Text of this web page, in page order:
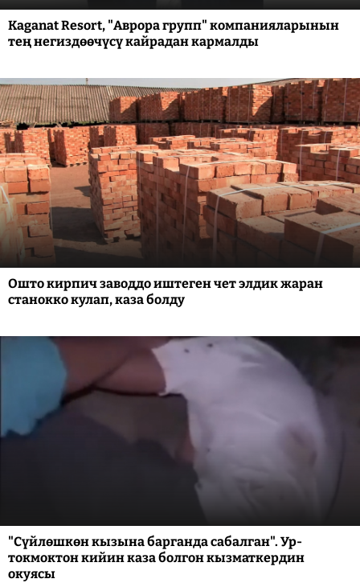
Kaganat Resort, "Аврора групп" компанияларынын
тең негиздөөчүсү кайрадан кармалды
Ошто кирпич заводдо иштеген чет элдик жаран
станокко кулап, каза болду
"Сүйлөшкөн кызына барганда сабалган". Ур-
токмоктон кийин каза болгон кызматкердин
окуясы